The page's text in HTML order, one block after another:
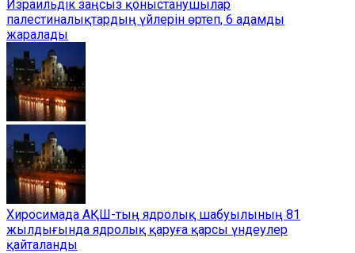
Израильдік заңсыз қоныстанушылар
палестиналықтардың үйлерін өртеп, 6 адамды
жаралады
Хиросимада АҚШ-тың ядролық шабуылының 81
жылдығында ядролық қаруға қарсы үндеулер
қайталанды